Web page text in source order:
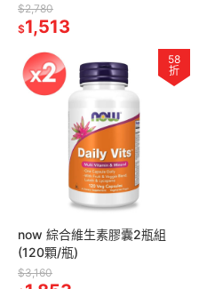
$2,780
$1,513
58
折
now 綜合維生素膠囊2瓶組
(120顆/瓶)
$3,160